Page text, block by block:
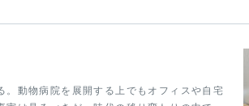
動物病院を展開する上でもオフィスや自宅